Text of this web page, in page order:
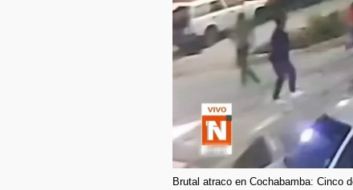
Brutal atraco en Cochabamba: Cinco